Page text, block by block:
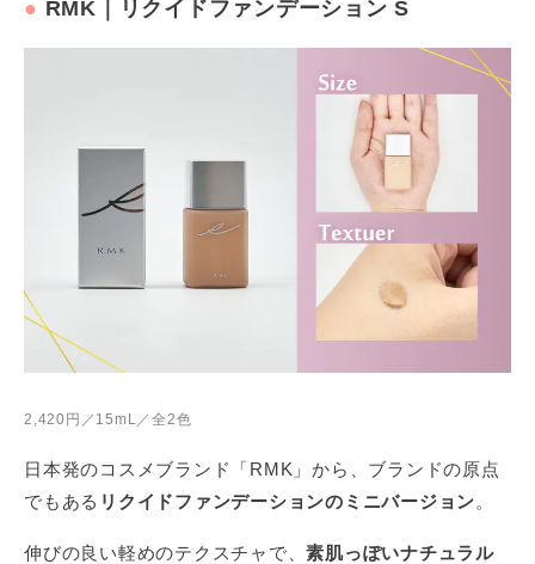
● RMK｜リクイドファンデーション S
2,420円／15mL／全2色
日本発のコスメブランド「RMK」から、ブランドの原点
でもある リクイドファンデーションのミニバージョン。
伸びの良い軽めのテクスチャで、素肌っぽいナチュラル